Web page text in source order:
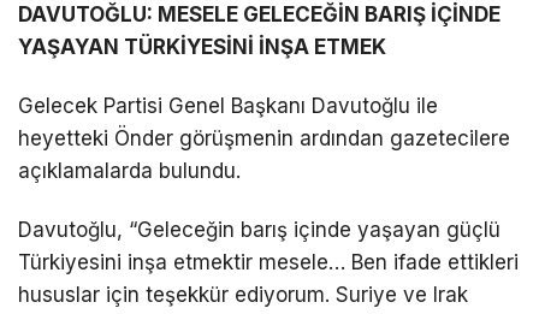
DAVUTOĞLU: MESELE GELECEĞİN BARIŞ İÇİNDE
YAŞAYAN TÜRKİYESİNİ İNŞA ETMEK
Gelecek Partisi Genel Başkanı Davutoğlu ile
heyetteki Önder görüşmenin ardından gazetecilere
açıklamalarda bulundu.
Davutoğlu, “Geleceğin barış içinde yaşayan güçlü
Türkiyesini inşa etmektir mesele… Ben ifade ettikleri
hususlar için teşekkür ediyorum. Suriye ve Irak